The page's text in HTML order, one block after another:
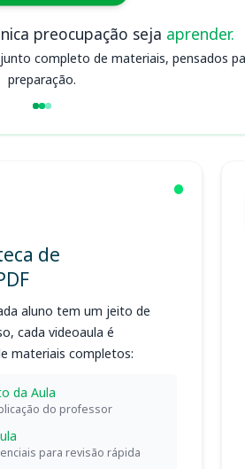
preocupação seja aprender.
completo de materiais, pensados
preparação.
de
aluno tem um jeito de
cada videoaula é
materiais completos:
da Aula
do professor
para revisão rápida